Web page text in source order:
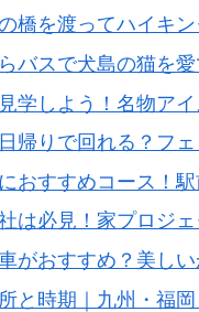
橋を渡ってハイキ
バスで犬島の猫を
学しよう！名物ア
帰りで回れる？フ
おすすめコース！
は必見！家プロジ
がおすすめ？美し
と時期｜九州・福